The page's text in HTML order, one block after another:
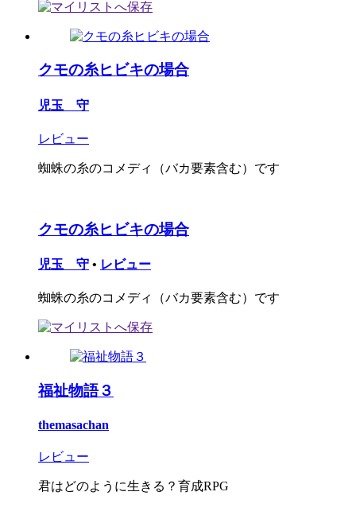
クモの糸ヒビキの場合
児玉 守
レビュー
蜘蛛の糸のコメディ（バカ要素含む）です
クモの糸ヒビキの場合
児玉 守 • レビュー
蜘蛛の糸のコメディ（バカ要素含む）です
福祉物語３
themasachan
レビュー
君はどのように生きる？育成RPG